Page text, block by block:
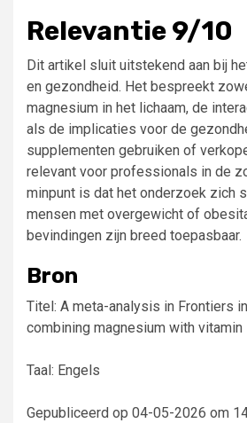
Relevantie 9/10
Dit artikel sluit uitstekend aan bij
en gezondheid. Het bespreekt
magnesium in het lichaam, de
als de implicaties voor de
supplementen gebruiken of
relevant voor professionals in de
minpunt is dat het onderzoek zich
mensen met overgewicht of
bevindingen zijn breed toepasbaar.
Bron
Titel: A meta-analysis in Frontiers
combining magnesium with vitamin
Taal: Engels
Gepubliceerd op 04-05-2026 om